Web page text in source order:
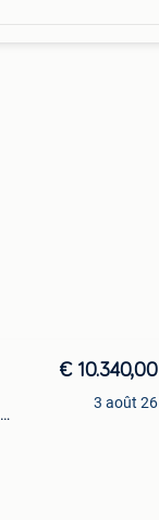
€ 10.340,00
3 août 26